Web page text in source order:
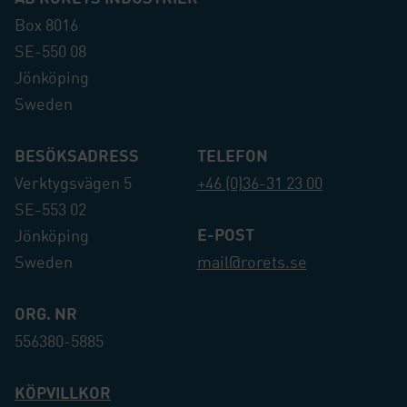
Box 8016
SE-550 08
Jönköping
Sweden
BESÖKSADRESS
Verktygsvägen 5
SE-553 02
Jönköping
Sweden
TELEFON
+46 (0)36-31 23 00
E-POST
mail@rorets.se
ORG. NR
556380-5885
KÖPVILLKOR